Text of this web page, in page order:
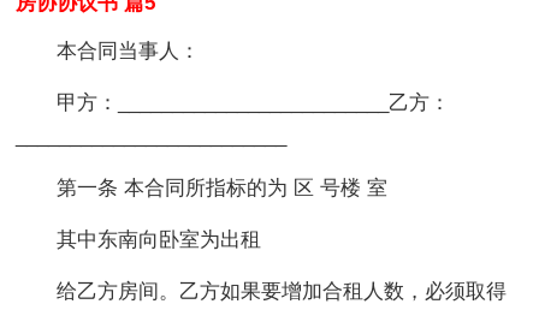
本合同当事人：
甲方：_________________________乙方：
第一条 本合同所指标的为 区 号楼 室
其中东南向卧室为出租
给乙方房间。乙方如果要增加合租人数，必须取得